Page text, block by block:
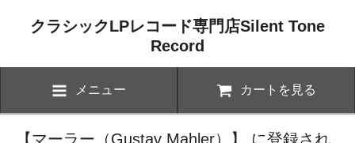
クラシックLPレコード専門店Silent Tone
Record
メニュー カートを見る
【マーラー（Gustav Mahler）】 に登録され